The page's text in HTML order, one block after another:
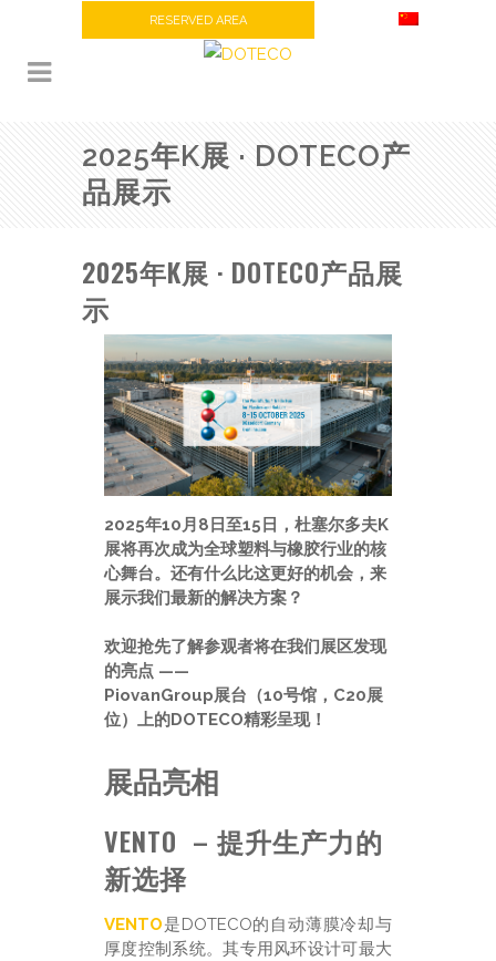
RESERVED AREA
2025年K展 · DOTECO产
品展示
2025年K展 · DOTECO产品展
示
2025年10月8日至15日，杜塞尔多夫K
展将再次成为全球塑料与橡胶行业的核
心舞台。还有什么比这更好的机会，来
展示我们最新的解决方案？
欢迎抢先了解参观者将在我们展区发现
的亮点 ——
PiovanGroup展台（10号馆，C20展
位）上的DOTECO精彩呈现！
展品亮相
VENTO – 提升生产力的
新选择
VENTO是DOTECO的自动薄膜冷却与
厚度控制系统。其专用风环设计可最大